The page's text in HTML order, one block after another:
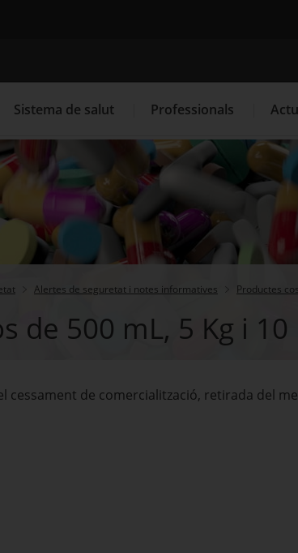
Cercador
. Obre en una nova finestra.
Programació de visites al CAP . Obre en una nova
Què cal fer
Sistema de salut Professionals
Alertes de seguretat i notes informatives Productes
de 500 mL, 5 Kg i 10
cessament de comercialització, retirada del